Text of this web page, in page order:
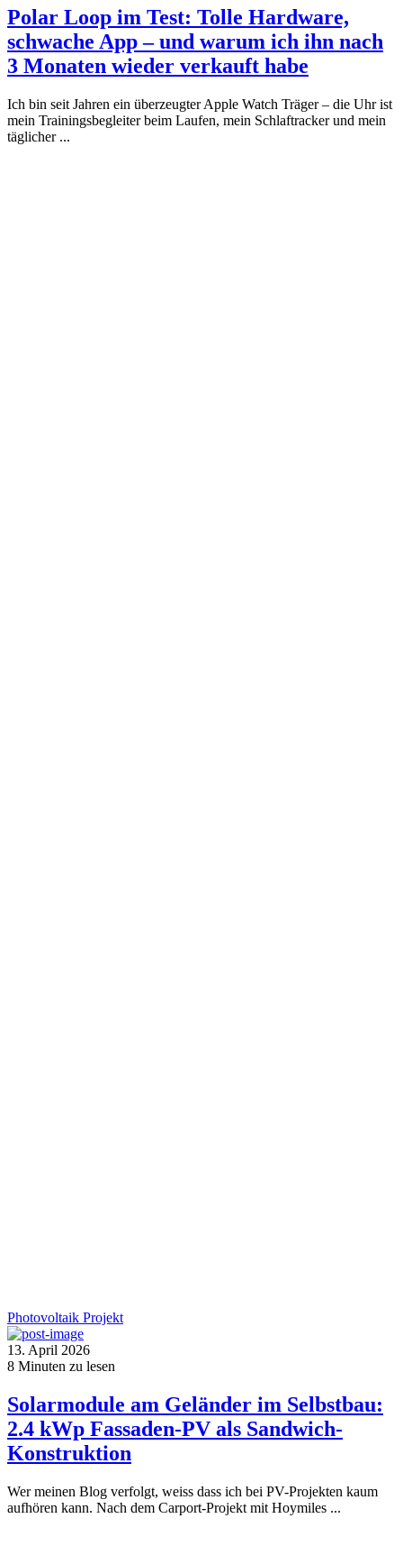
Polar Loop im Test: Tolle Hardware,
schwache App – und warum ich ihn nach
3 Monaten wieder verkauft habe
Ich bin seit Jahren ein überzeugter Apple Watch Träger – die Uhr ist
mein Trainingsbegleiter beim Laufen, mein Schlaftracker und mein
täglicher ...
Photovoltaik Projekt
13. April 2026
8 Minuten zu lesen
Solarmodule am Geländer im Selbstbau:
2.4 kWp Fassaden-PV als Sandwich-
Konstruktion
Wer meinen Blog verfolgt, weiss dass ich bei PV-Projekten kaum
aufhören kann. Nach dem Carport-Projekt mit Hoymiles ...